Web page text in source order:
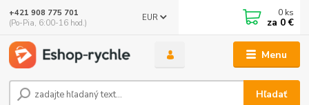
Menu
EUR
Hľadať
+421 908 775 701
(Po-Pia, 6:00-16 hod.)
0 ks
za 0 €